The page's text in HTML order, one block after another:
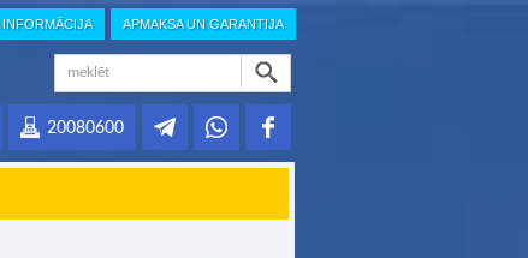
INFORMĀCIJA APMAKSA UN GARANTIJA
20080600